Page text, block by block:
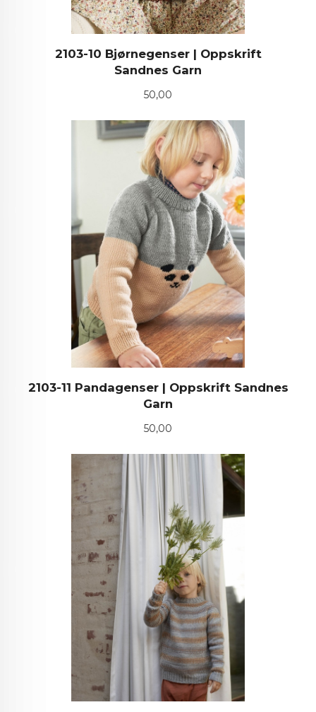
2103-10 Bjørnegenser | Oppskrift
Sandnes Garn
Pris
50,00
2103-11 Pandagenser | Oppskrift Sandnes
Garn
Pris
50,00